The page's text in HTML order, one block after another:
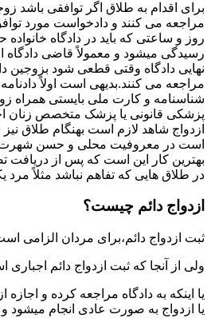
برای اقدام به طلاق اگر توافقی باشد
مراجعه می کنند و دادخواست مورد
روز و ساعتی که باید در دادگاه
رسیدگی میشود و معمولاً قاضی
نهایی دادگاه وقتی قطعی شود بزوجین
مراجعه می کنند.بدیهی است اولاً
شناسنامه و کارت ملی بایستی همراه
پزشکی قانونی یا پزشک متخصص زنان
ازدواج شاهد لازم است بهنگام طلاق
است در معروفیت محلی و حسن شهرت و
بهترین کار این است که پس از دریافت
در طلاق هایی که تفاهم نباشد مثلاً
ازدواج دائم چیست؟
ثبت ازدواج دائم،برای مردان الزامی
ولی از آنجا که ثبت ازدواج دائم
یا اینکه به دادگاه مراجعه کرده و
یا ازدواج به صورت عادی انجام میشود